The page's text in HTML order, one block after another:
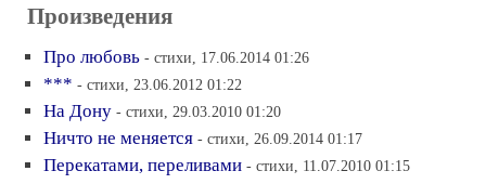
Произведения
Про любовь - стихи, 17.06.2014 01:26
*** - стихи, 23.06.2012 01:22
На Дону - стихи, 29.03.2010 01:20
Ничто не меняется - стихи, 26.09.2014 01:17
Перекатами, переливами - стихи, 11.07.2010 01:15